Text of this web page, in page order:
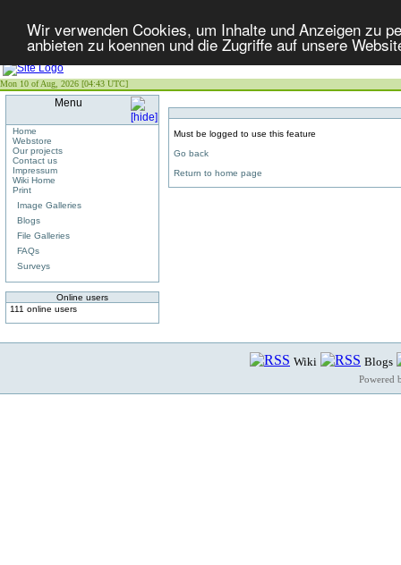
Wir verwenden Cookies, um Inhalte und Anzeigen zu
anbieten zu koennen und die Zugriffe auf unsere
Mon 10 of Aug, 2026 [04:43 UTC]
Menu
Home
Webstore
Our projects
Contact us
Impressum
Wiki Home
Print
Image Galleries
Blogs
File Galleries
FAQs
Surveys
Online users
111 online users
Must be logged to use this feature
Go back
Return to home page
Wiki Blogs
Powered